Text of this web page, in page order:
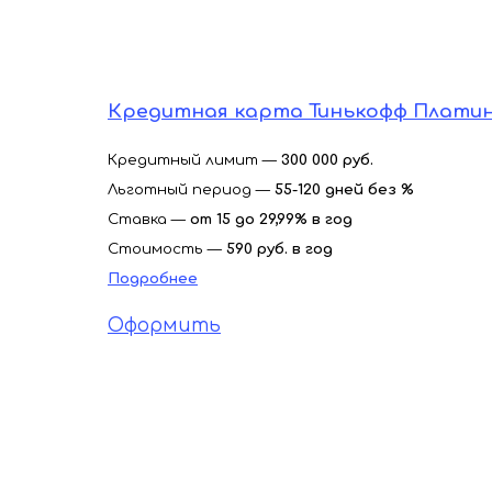
Кредитная карта Тинькофф
Кредитный лимит — 300 000 руб.
Льготный период — 55-120 дней без %
Ставка — от 15 до 29,99% в год
Стоимость — 590 руб. в год
Подробнее
Оформить